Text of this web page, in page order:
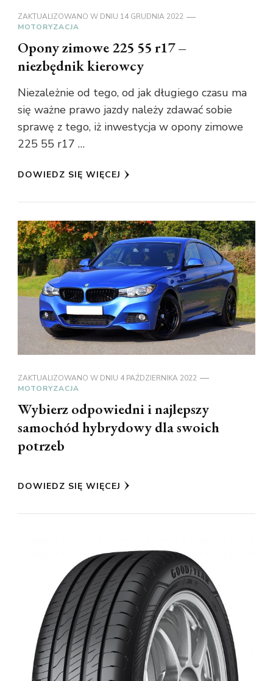
ZAKTUALIZOWANO W DNIU 14 GRUDNIA 2022
MOTORYZACJA
Opony zimowe 225 55 r17 –
niezbędnik kierowcy
Niezależnie od tego, od jak długiego czasu ma
się ważne prawo jazdy należy zdawać sobie
sprawę z tego, iż inwestycja w opony zimowe
225 55 r17 …
DOWIEDZ SIĘ WIĘCEJ
ZAKTUALIZOWANO W DNIU 4 PAŹDZIERNIKA 2022
MOTORYZACJA
Wybierz odpowiedni i najlepszy
samochód hybrydowy dla swoich
potrzeb
DOWIEDZ SIĘ WIĘCEJ